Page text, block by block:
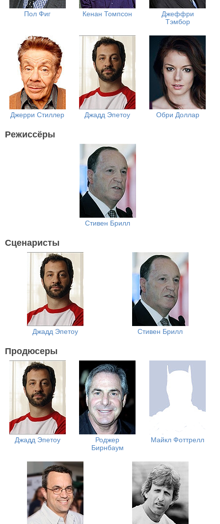
Пол Фиг Кенан Томпсон
Джеффри
Тэмбор
Джерри Стиллер Джадд Эпетоу Обри Доллар
Режиссёры
Стивен Брилл
Сценаристы
Джадд Эпетоу Стивен Брилл
Продюсеры
Джадд Эпетоу
Роджер
Бирнбаум
Майкл Фоттрелл